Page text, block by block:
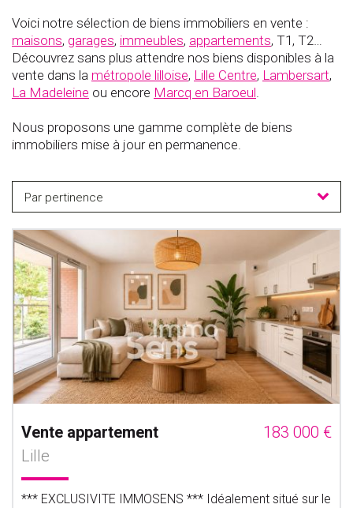
Voici notre sélection de biens immobiliers en vente :
maisons, garages, immeubles, appartements, T1, T2…
Découvrez sans plus attendre nos biens disponibles à la
vente dans la métropole lilloise, Lille Centre, Lambersart,
La Madeleine ou encore Marcq en Baroeul.
Nous proposons une gamme complète de biens
immobiliers mise à jour en permanence.
Par pertinence
Vente appartement
183 000 €
Lille
*** EXCLUSIVITE IMMOSENS *** Idéalement situé sur le